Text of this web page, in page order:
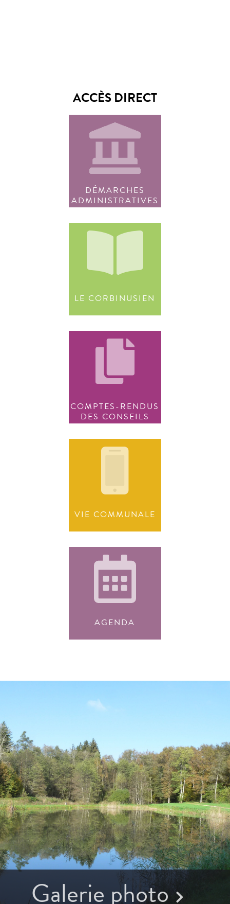
ACCÈS DIRECT
DÉMARCHES
ADMINISTRATIVES
LE CORBINUSIEN
COMPTES-RENDUS
DES CONSEILS
VIE COMMUNALE
AGENDA
Galerie photo